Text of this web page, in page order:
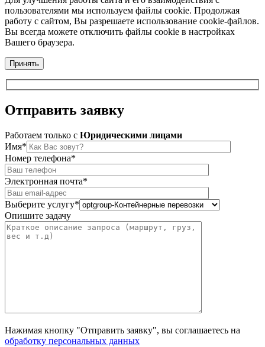
пользователями мы используем файлы cookie. Продолжая
работу с сайтом, Вы разрешаете использование cookie-файлов.
Вы всегда можете отключить файлы cookie в настройках
Вашего браузера.
Принять
Отправить заявку
Работаем только c Юридическими лицами
Имя*
Номер телефона*
Электронная почта*
Выберите услугу*
Опишите задачу
Нажимая кнопку "Отправить заявку", вы соглашаетесь на
обработку персональных данных